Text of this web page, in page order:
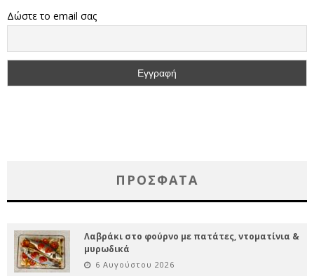
Δώστε το email σας
ΠΡΌΣΦΑΤΑ
Λαβράκι στο φούρνο με πατάτες, ντοματίνια &
μυρωδικά
6 Αυγούστου 2026